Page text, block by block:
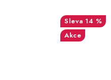
14 %
Akce